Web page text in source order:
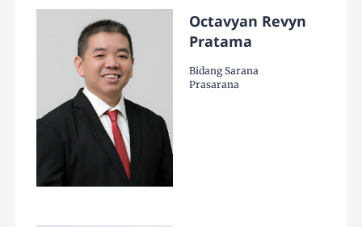
Octavyan Revyn
Pratama
Bidang Sarana
Prasarana